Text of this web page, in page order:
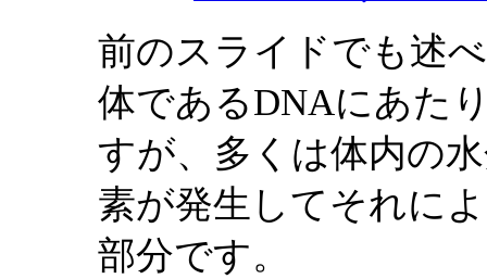
前のスライドでも述
体であるDNAにあた
すが、多くは体内の
素が発生してそれに
部分です。